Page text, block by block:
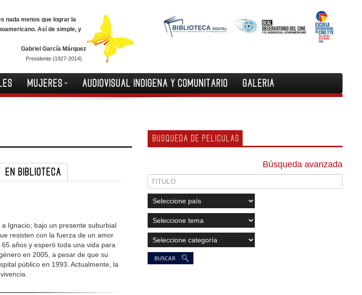
nada menos que lograr la
Así de simple, y
Gabriel García Márquez
Presidente (1927-2014)
MUJERES AUDIOVISUAL INDIGENA Y COMUNITARIO GALERIA
EN BIBLIOTECA
Ignacio; bajo un presente suburbial
resisten con la fuerza de un amor
años y esperó toda una vida para
en 2005, a pesar de que su
público en 1993. Actualmente, la
BUSQUEDA DE PELICULAS
Búsqueda avanzada